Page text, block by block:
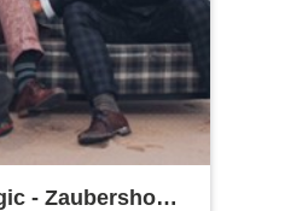
- Zaubershow